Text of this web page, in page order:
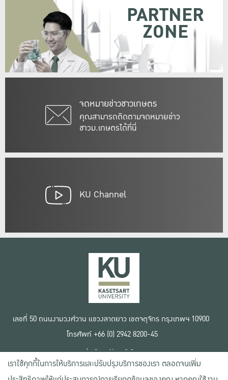
จดหมายข่าวชาวเกษตร
คุณสามารถติดตามจดหมายข่าว
ชาวม.เกษตรได้ที่นี่
PARTNER
ZONE
KU Channel
เลขที่ 50 ถนนงามวงศ์วาน แขวงลาดยาว เขตจตุจักร กรุงเทพฯ 10900
โทรศัพท์ +66 (0) 2942 8200-45
เงื่อนไขการใช้งานเว็บไซต์
ข้อตกลงด้านสิทธิ์ใช้งาน
นโยบายความเป็นส่วนตัว
เราใช้คุกกี้ในการให้บริการและปรับปรุงบริการของเรา ตลอดจนเพิ่ม